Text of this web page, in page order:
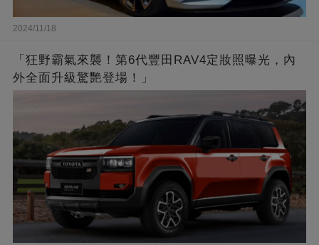
2024/11/18
「狂野霸氣來襲！第6代豐田RAV4定妝照曝光，內
外全面升級驚艷登場！」